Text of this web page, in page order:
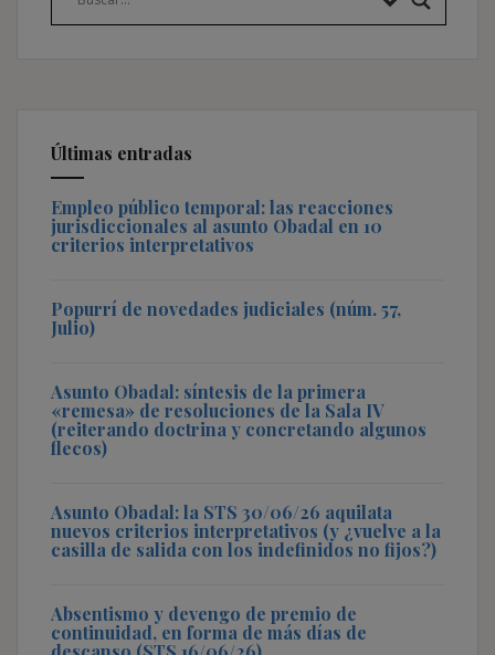
Últimas entradas
Empleo público temporal: las reacciones
jurisdiccionales al asunto Obadal en 10
criterios interpretativos
Popurrí de novedades judiciales (núm. 57,
Julio)
Asunto Obadal: síntesis de la primera
«remesa» de resoluciones de la Sala IV
(reiterando doctrina y concretando algunos
flecos)
Asunto Obadal: la STS 30/06/26 aquilata
nuevos criterios interpretativos (y ¿vuelve a la
casilla de salida con los indefinidos no fijos?)
Absentismo y devengo de premio de
continuidad, en forma de más días de